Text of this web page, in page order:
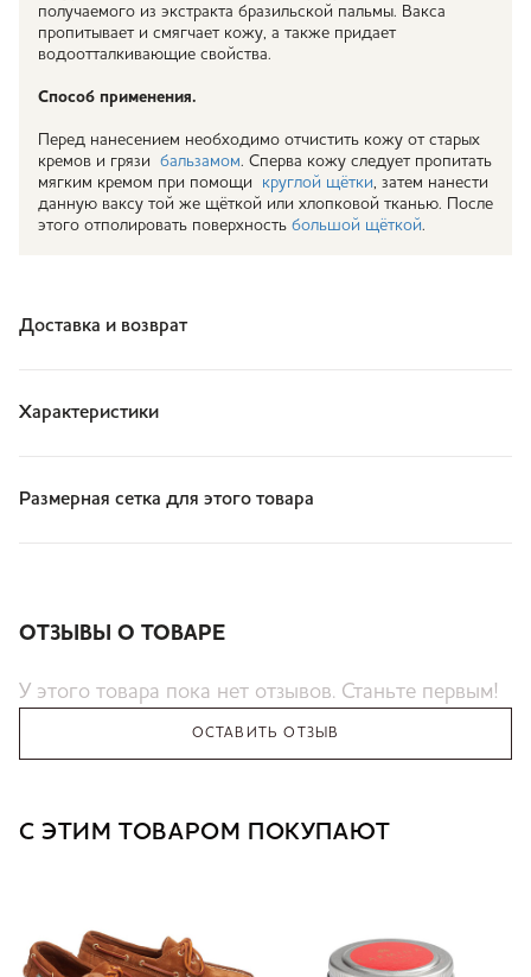
получаемого из экстракта бразильской пальмы. Вакса
пропитывает и смягчает кожу, а также придает
водоотталкивающие свойства.
Способ применения.
Перед нанесением необходимо отчистить кожу от старых
кремов и грязи бальзамом. Сперва кожу следует пропитать
мягким кремом при помощи круглой щётки, затем нанести
данную ваксу той же щёткой или хлопковой тканью. После
этого отполировать поверхность большой щёткой.
Доставка и возврат
Характеристики
Размерная сетка для этого товара
ОТЗЫВЫ О ТОВАРЕ
У этого товара пока нет отзывов. Станьте первым!
ОСТАВИТЬ ОТЗЫВ
С ЭТИМ ТОВАРОМ ПОКУПАЮТ